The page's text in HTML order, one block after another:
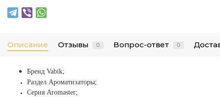
Описание Отзывы 0 Вопрос-ответ 0
Бренд Vabik;
Раздел Ароматизаторы;
Серия Aromaster;